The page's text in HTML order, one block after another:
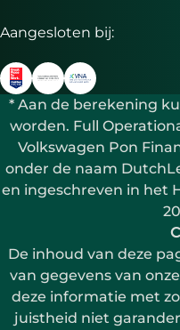
Aangesloten bij:
* Aan de berekening
worden. Full
Volkswagen Pon
onder de naam
en ingeschreven in het
De inhoud van deze
van gegevens van
deze informatie met
juistheid niet